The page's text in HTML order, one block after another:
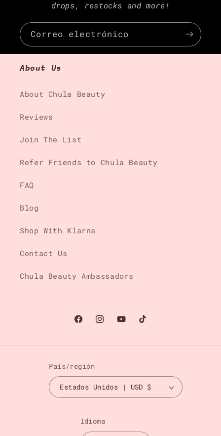
drops, restocks and more!
Correo electrónico
About Us
About Chula Beauty
Reviews
Join The List
Refer Friends to Chula Beauty
FAQ
Blog
Shop With Klarna
Contact Us
Chula Beauty Ambassadors
FacebookInstagram
YouTubeTikTok
País/región
Estados Unidos | USD $
Idioma